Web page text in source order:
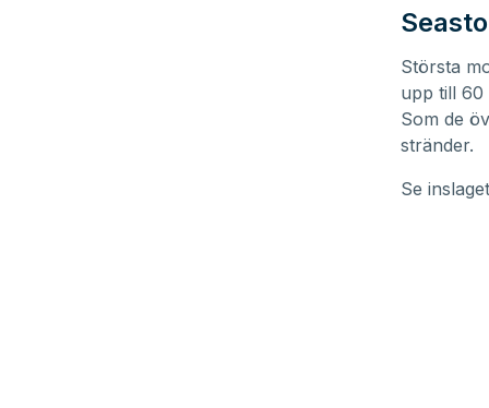
Största
upp till 60
Som de
stränder.
Se